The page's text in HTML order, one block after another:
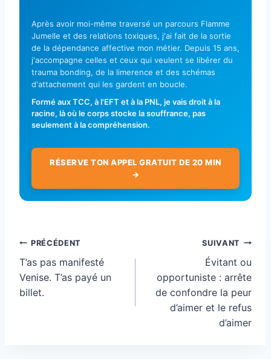
Après avoir moi-même traversé un parcours Flamme
Jumelle et des relations toxiques, j'ai fait de la sortie
de la dépendance affective mon métier. Depuis 15 ans,
j'accompagne celles et ceux qui veulent se libérer du
trauma bonding, de la limerence et des schémas
d'attachement qui les gardent en boucle.
Formé aux TCC, à l'EFT et à la PNL, je vais droit à la
racine, là où le corps stocke la souffrance, pas
seulement à la compréhension.
RÉSERVE TON APPEL GRATUIT DE 20 MIN
→
Navigation
de
l’article
PRÉCÉDENT
T’as pas manifesté
Venise. T’as payé un
billet.
SUIVANT
Évitant ou
opportuniste : arrête
de confondre la peur
d’aimer et le refus
d’aimer